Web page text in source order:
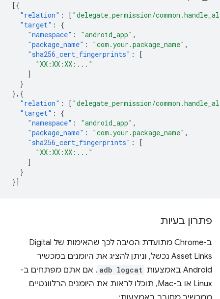
[{
"relation" : [ "delegate_permission/
"target" :
{
"namespace" : "android_app" ,
"package_name" : "com.your.package_name" ,
"sha256_cert_fingerprints" :
[
"XX:XX:XX:..."
]
}
},{
"relation" : [ "delegate_permission/
"target" :
{
"namespace" : "android_app" ,
"package_name" : "com.your.package_name" ,
"sha256_cert_fingerprints" :
[
"XX:XX:XX:..."
]
}
}]
פתרון בעיות
ב-Chrome מתועדת הסיבה לכך שהאימות של Digital
Asset Links נכשל, וניתן להציג את היומנים במכשיר
Android באמצעות
adb logcat . אם אתם מפתחים ב-
Linux או ב-Mac, תוכלו לראות את היומנים הרלוונטיים